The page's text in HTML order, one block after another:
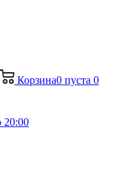
Корзина0 пуста 0
20:00